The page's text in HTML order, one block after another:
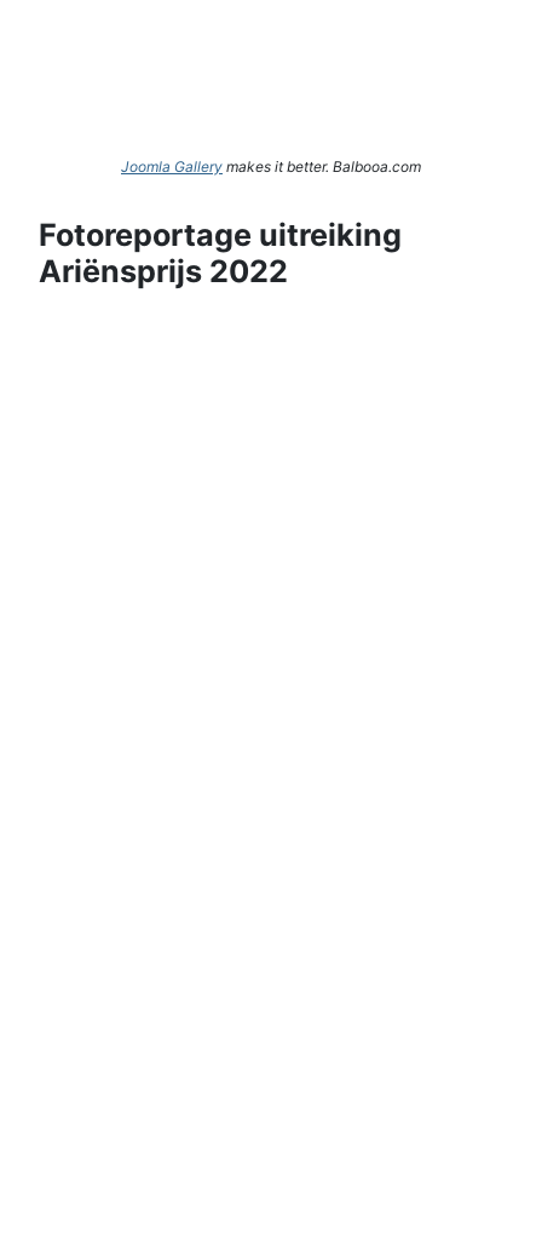
Joomla Gallery makes it better. Balbooa.com
Fotoreportage uitreiking
Ariënsprijs 2022